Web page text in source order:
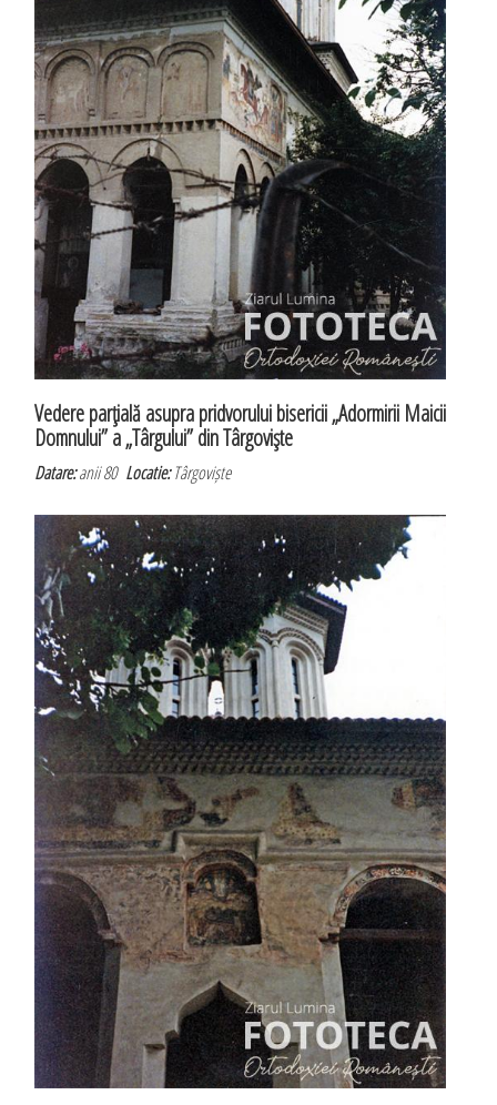
Vedere parţială asupra pridvorului bisericii „Adormirii Maicii
Domnului” a „Târgului” din Târgovişte
Datare:anii 80Locatie:Târgoviște